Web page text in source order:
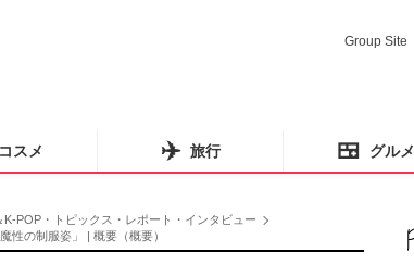
Group Site
コスメ ✈️ 旅行 🍱 グルメ
POP・トピックス・レポート・インタビュー
性の制服姿」 | 概要（概要）